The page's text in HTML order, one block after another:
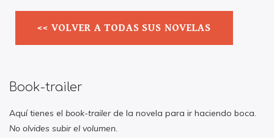
<< VOLVER A TODAS SUS NOVELAS
Book-trailer
Aquí tienes el book-trailerde la novela para ir haciendo boca.
No olvides subir el volumen.